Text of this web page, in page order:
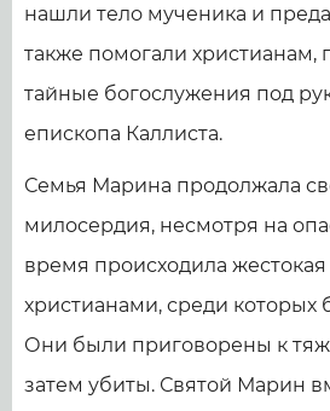
нашли тело мученика и
также помогали
тайные богослужения под
епископа Каллиста.
Семья Марина продолжала
милосердия, несмотря на
время происходила
христианами, среди которых
Они были приговорены к
затем убиты. Святой Марин